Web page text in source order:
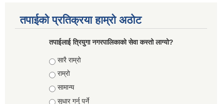
तपाईको प्रतिक्रया हाम्रो अठोट
तपाईलाई त्रियुगा नगरपालिकाको सेवा कस्तो लाग्यो?
Choices
सारै राम्रो
राम्रो
सामान्य
सुधार गर्नु पर्ने